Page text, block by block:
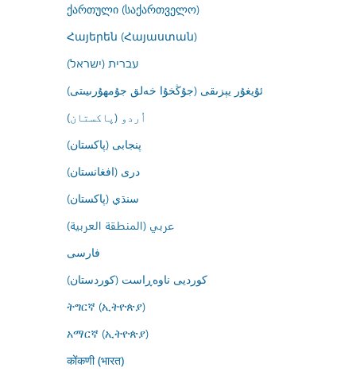
ქართული (საქართველო)
Հայերեն (Հայաստան)
עברית (ישראל)
ئۇيغۇر يېزىقى (جۇڭخۇا خەلق جۇمھۇرىيىتى)
اُردو (پاکستان)
پنجابی (پاکستان)
درى (افغانستان)
سنڌي (پاکستان)
عربي (المنطقة العربية)
فارسى
کوردیی ناوەڕاست (کوردستان)
ትግርኛ (ኢትዮጵያ)
አማርኛ (ኢትዮጵያ)
कोंकणी (भारत)